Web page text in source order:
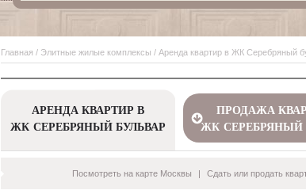
Главная / Элитные жилые комплексы / Аренда квартир в ЖК Серебряный
АРЕНДА КВАРТИР В
ЖК СЕРЕБРЯНЫЙ БУЛЬВАР
ПРОДАЖА
ЖК СЕРЕБРЯНЫЙ
Посмотреть на карте Москвы | Сдать или продать